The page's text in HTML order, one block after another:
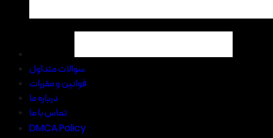
سوالات متداول
قوانین و مقررات
درباره ما
تماس با ما
DMCA Policy